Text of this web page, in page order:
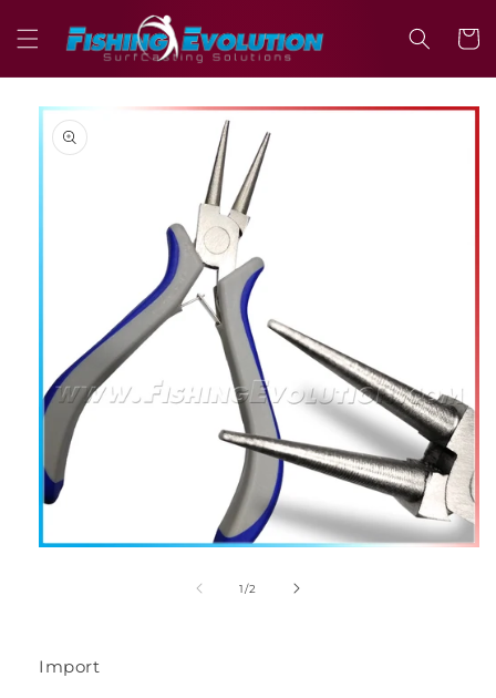
direttamente
ai contenuti
Passa alle
informazioni
sul prodotto
1/su
2
Import